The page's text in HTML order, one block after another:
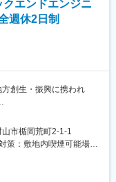
ソース管理・分析系
サイト構築 等
プリ開発（タイムマネジ
ジニア → テックリード
クエンドエンジニ
週休2日制
方創生・振興に携われ
内で使用する基幹シス
ニアを募集します。ま
るべく、現在データビ
やSaaS事業の立ち上げ
市楯岡荒町2-1-1
策：敷地内喫煙可能場所